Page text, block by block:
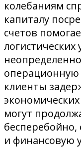
колебаниям
капиталу
счетов
логистических
операционную
клиенты
могут
и финансовую